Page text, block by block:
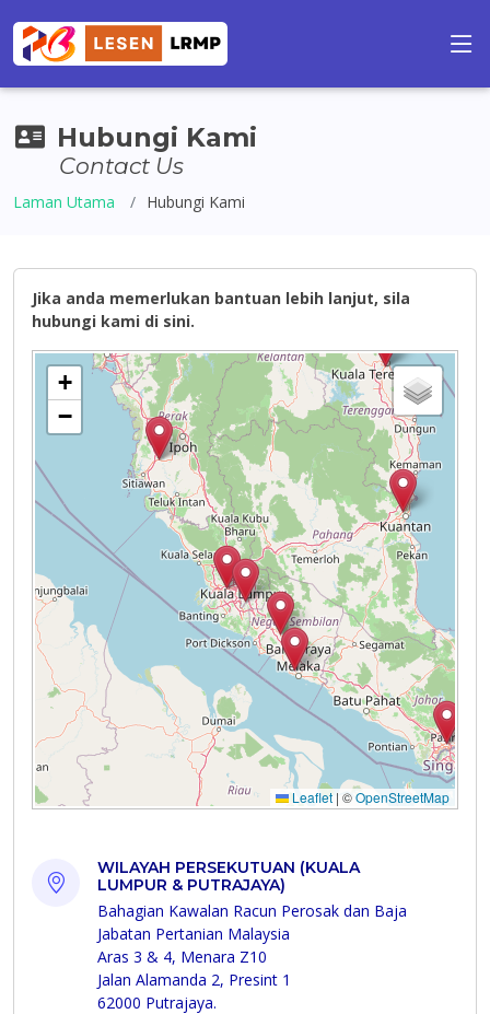
Hubungi Kami
Contact Us
Laman Utama Hubungi Kami
Jika anda memerlukan bantuan lebih lanjut, sila
hubungi kami di sini.
WILAYAH PERSEKUTUAN (KUALA
LUMPUR & PUTRAJAYA)
Bahagian Kawalan Racun Perosak dan Baja
Jabatan Pertanian Malaysia
Aras 3 & 4, Menara Z10
Jalan Alamanda 2, Presint 1
62000 Putrajaya.